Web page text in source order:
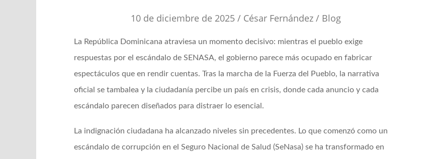
10 de diciembre de 2025 / César Fernández / Blog
La República Dominicana atraviesa un momento decisivo: mientras el pueblo exige
respuestas por el escándalo de SENASA, el gobierno parece más ocupado en fabricar
espectáculos que en rendir cuentas. Tras la marcha de la Fuerza del Pueblo, la narrativa
oficial se tambalea y la ciudadanía percibe un país en crisis, donde cada anuncio y cada
escándalo parecen diseñados para distraer lo esencial.
La indignación ciudadana ha alcanzado niveles sin precedentes. Lo que comenzó como un
escándalo de corrupción en el Seguro Nacional de Salud (SeNasa) se ha transformado en